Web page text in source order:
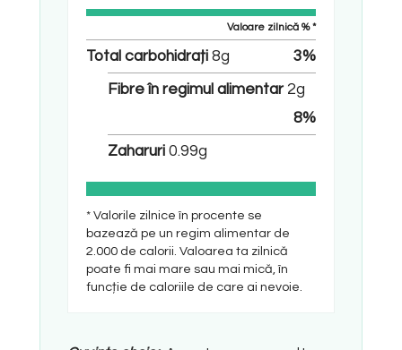
Valoare zilnică % *
Total carbohidrați 8g 3%
Fibre în regimul alimentar 2g
8%
Zaharuri 0.99g
* Valorile zilnice în procente se
bazează pe un regim alimentar de
2.000 de calorii. Valoarea ta zilnică
poate fi mai mare sau mai mică, în
funcție de caloriile de care ai nevoie.